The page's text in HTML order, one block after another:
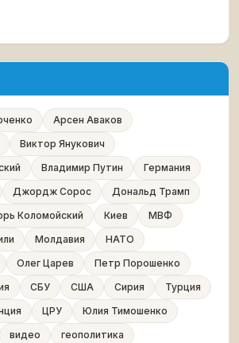
Арсен Аваков
Виктор Янукович
Владимир Путин
Германия
Джордж Сорос
Дональд Трамп
Коломойский Киев
МВФ
Молдавия
НАТО
Олег Царев
Петр Порошенко
СБУ США Сирия
Турция
ЦРУ
Юлия Тимошенко
видео
геополитика